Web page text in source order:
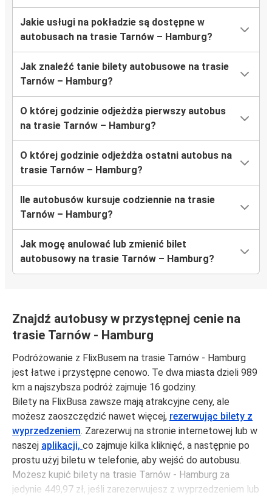
Jakie usługi na pokładzie są dostępne w
autobusach na trasie Tarnów – Hamburg?
Jak znaleźć tanie bilety autobusowe na trasie
Tarnów – Hamburg?
O której godzinie odjeżdża pierwszy autobus
na trasie Tarnów – Hamburg?
O której godzinie odjeżdża ostatni autobus na
trasie Tarnów – Hamburg?
Ile autobusów kursuje codziennie na trasie
Tarnów – Hamburg?
Jak mogę anulować lub zmienić bilet
autobusowy na trasie Tarnów – Hamburg?
Znajdź autobusy w przystępnej cenie na
trasie Tarnów - Hamburg
Podróżowanie z FlixBusem na trasie Tarnów - Hamburg
jest łatwe i przystępne cenowo. Te dwa miasta dzieli 989
km a najszybsza podróż zajmuje 16 godziny.
Bilety na FlixBusa zawsze mają atrakcyjne ceny, ale
możesz zaoszczędzić nawet więcej, rezerwując bilety z
wyprzedzeniem. Zarezerwuj na stronie internetowej lub w
naszej aplikacji, co zajmuje kilka kliknięć, a następnie po
prostu użyj biletu w telefonie, aby wejść do autobusu.
Możesz kupić bilety na trasie Tarnów - Hamburg za
jedynie 449,97 zł, jeśli zarezerwujesz z wyprzedzeniem lub